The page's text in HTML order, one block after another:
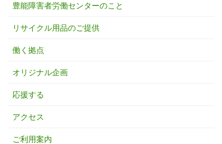
豊能障害者労働センターのこと
リサイクル用品のご提供
働く拠点
オリジナル企画
応援する
アクセス
ご利用案内